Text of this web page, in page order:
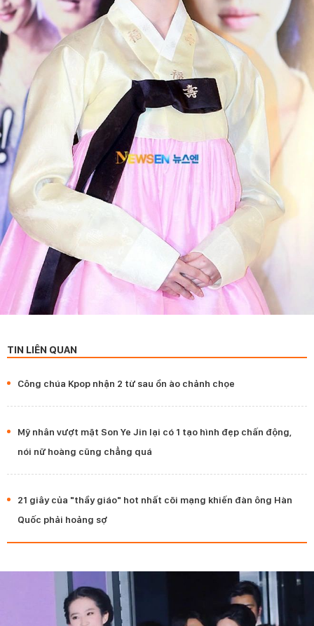
TIN LIÊN QUAN
Công chúa Kpop nhận 2 từ sau ồn ào chảnh chọe
Mỹ nhân vượt mặt Son Ye Jin lại có 1 tạo hình đẹp chấn động,
nói nữ hoàng cũng chẳng quá
21 giây của "thầy giáo" hot nhất cõi mạng khiến đàn ông Hàn
Quốc phải hoảng sợ